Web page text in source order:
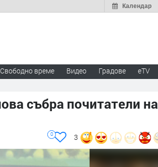
Календар
Свободно време Видео Градове eTV
събра почитатели на
3
0